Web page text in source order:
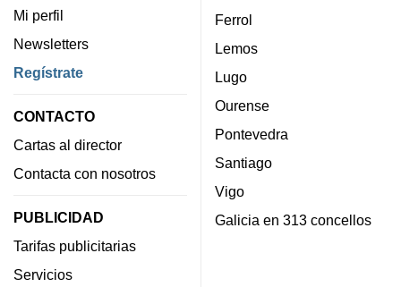
Mi perfil
Newsletters
Regístrate
CONTACTO
Cartas al director
Contacta con nosotros
PUBLICIDAD
Tarifas publicitarias
Servicios
Ferrol
Lemos
Lugo
Ourense
Pontevedra
Santiago
Vigo
Galicia en 313 concellos